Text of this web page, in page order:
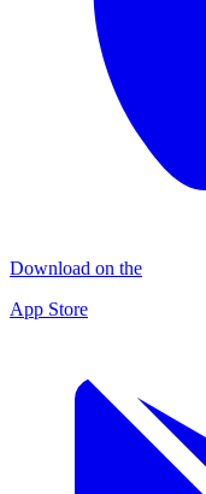
Download on the
App Store